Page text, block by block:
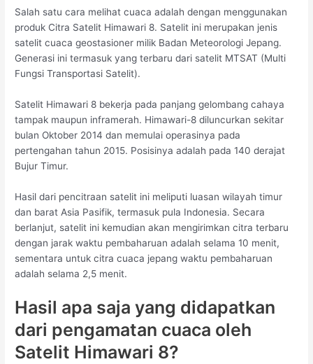
Salah satu cara melihat cuaca adalah dengan menggunakan
produk Citra Satelit Himawari 8. Satelit ini merupakan jenis
satelit cuaca geostasioner milik Badan Meteorologi Jepang.
Generasi ini termasuk yang terbaru dari satelit MTSAT (Multi
Fungsi Transportasi Satelit).
Satelit Himawari 8 bekerja pada panjang gelombang cahaya
tampak maupun inframerah. Himawari-8 diluncurkan sekitar
bulan Oktober 2014 dan memulai operasinya pada
pertengahan tahun 2015. Posisinya adalah pada 140 derajat
Bujur Timur.
Hasil dari pencitraan satelit ini meliputi luasan wilayah timur
dan barat Asia Pasifik, termasuk pula Indonesia. Secara
berlanjut, satelit ini kemudian akan mengirimkan citra terbaru
dengan jarak waktu pembaharuan adalah selama 10 menit,
sementara untuk citra cuaca jepang waktu pembaharuan
adalah selama 2,5 menit.
Hasil apa saja yang didapatkan
dari pengamatan cuaca oleh
Satelit Himawari 8?